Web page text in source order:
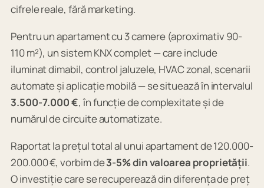
cifrele reale, fără marketing.
Pentru un apartament cu 3 camere (aproximativ 90-
110 m²), un sistem KNX complet — care include
iluminat dimabil, control jaluzele, HVAC zonal, scenarii
automate și aplicație mobilă — se situează în intervalul
3.500-7.000 €, în funcție de complexitate și de
numărul de circuite automatizate.
Raportat la prețul total al unui apartament de 120.000-
200.000 €, vorbim de3-5% din valoarea proprietății.
O investiție care se recuperează din diferența de preț